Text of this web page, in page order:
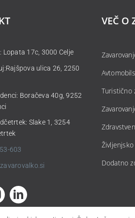
Lopata 17c, 3000 Celje
ulica 26, 2250
Boračeva 40g, 9252
Slake 1, 3254
603
VEČ O
Turistično
Življenjsko
Dodatno